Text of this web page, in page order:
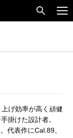
げ効率が高く頑健
掛けた設計者。
代表作にCal.89、